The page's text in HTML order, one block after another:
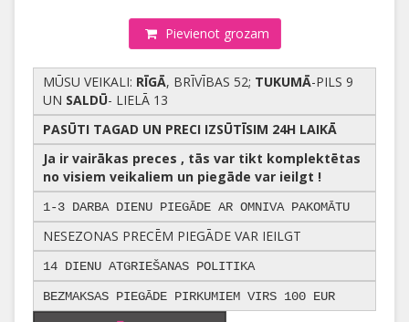
Pievienot grozam
MŪSU VEIKALI: RĪGĀ, BRĪVĪBAS 52; TUKUMĀ-PILS 9
UN SALDŪ- LIELĀ 13
PASŪTI TAGAD UN PRECI IZSŪTĪSIM 24H LAIKĀ
Ja ir vairākas preces , tās var tikt komplektētas
no visiem veikaliem un piegāde var ieilgt !
1-3 DARBA DIENU PIEGĀDE AR OMNIVA PAKOMĀTU
NESEZONAS PRECĒM PIEGĀDE VAR IEILGT
14 DIENU ATGRIEŠANAS POLITIKA
BEZMAKSAS PIEGĀDE PIRKUMIEM VIRS 100 EUR